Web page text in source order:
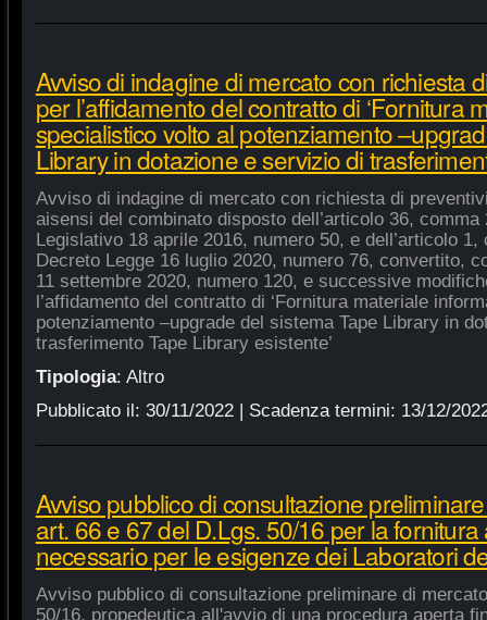
Avviso di indagine di mercato con richiesta
per l’affidamento del contratto di ‘Fornitura
specialistico volto al potenziamento
Library in dotazione e servizio di
Avviso di indagine di mercato con richiesta di
aisensi del combinato disposto dell’articolo 36,
Legislativo 18 aprile 2016, numero 50, e dell’articolo
Decreto Legge 16 luglio 2020, numero 76, convertito,
11 settembre 2020, numero 120, e successive
l’affidamento del contratto di ‘Fornitura materiale
potenziamento –upgrade del sistema Tape Library in
trasferimento Tape Library esistente’
Tipologia: Altro
Pubblicato il: 30/11/2022| Scadenza termini: 13/12/
Avviso pubblico di consultazione
art. 66 e 67 del D.Lgs. 50/16 per la
necessario per le esigenze dei Laboratori
Avviso pubblico di consultazione preliminare di
50/16, propedeutica all'avvio di una procedura aperta